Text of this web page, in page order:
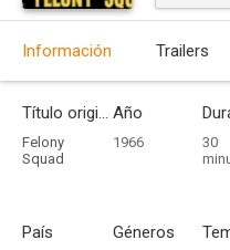
Información Trailers
Título original
Felony
Squad
Año
1966
30
País Géneros